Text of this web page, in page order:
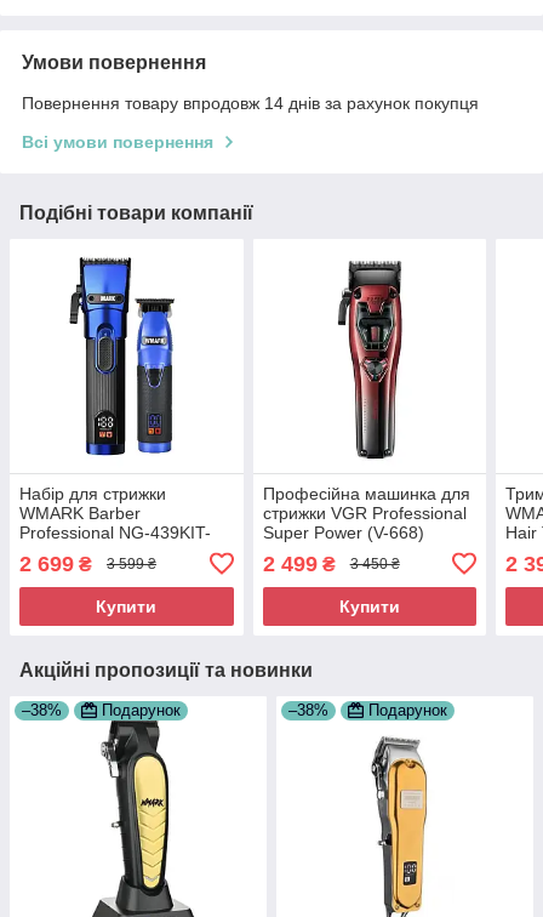
Умови повернення
Повернення товару впродовж 14 днів за рахунок покупця
Всі умови повернення
Подібні товари компанії
Набір для стрижки
WMARK Barber
Professional NG-439KIT-
2 699 ₴ 3 599 ₴
Купити
Професійна машинка для
стрижки VGR Professional
Super Power (V-668)
2 499₴ 3 450 ₴
Купити
Hair
2
Акційні пропозиції та новинки
–38% Подарунок –38% Подарунок